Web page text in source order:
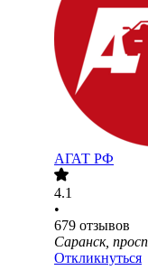
АГАТ РФ
4.1
•
679 отзывов
Саранск,
Откликнуться